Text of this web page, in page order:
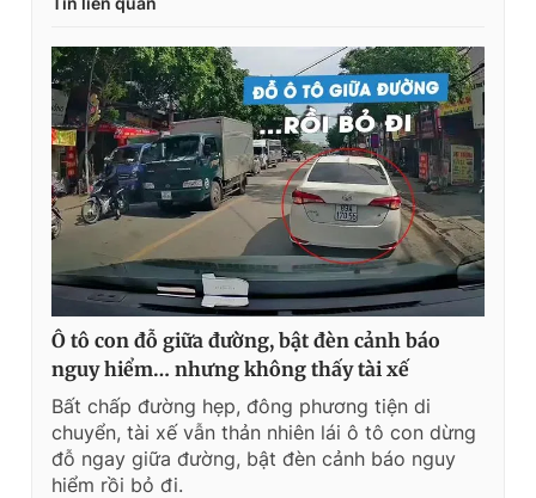
Ô tô con đỗ giữa đường, bật đèn cảnh báo
nguy hiểm… nhưng không thấy tài xế
Bất chấp đường hẹp, đông phương tiện di
chuyển, tài xế vẫn thản nhiên lái ô tô con dừng
đỗ ngay giữa đường, bật đèn cảnh báo nguy
hiểm rồi bỏ đi.